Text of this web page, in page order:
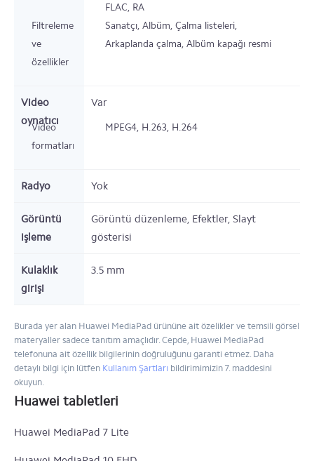
FLAC, RA
Filtreleme
ve
özellikler
Sanatçı, Albüm, Çalma listeleri,
Arkaplanda çalma, Albüm kapağı resmi
Video
oynatıcı
Var
Video
formatları
MPEG4, H.263, H.264
Radyo Yok
Görüntü
işleme
Görüntü düzenleme, Efektler, Slayt
gösterisi
Kulaklık
girişi
3.5 mm
Burada yer alan Huawei MediaPad ürününe ait özelikler ve temsili görsel
materyaller sadece tanıtım amaçlıdır. Cepde, Huawei MediaPad
telefonuna ait özellik bilgilerinin doğruluğunu garanti etmez. Daha
detaylı bilgi için lütfen Kullanım Şartları bildirimimizin 7. maddesini
okuyun.
Huawei tabletleri
Huawei MediaPad 7 Lite